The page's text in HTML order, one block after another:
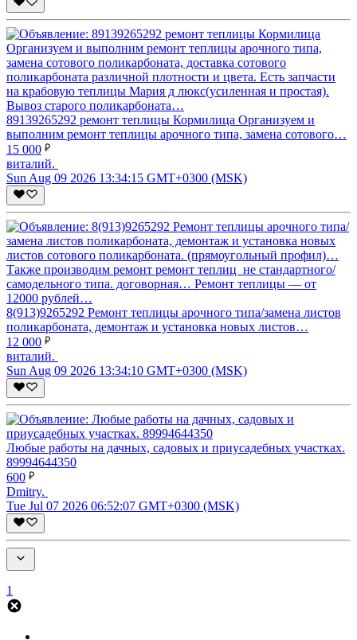
89139265292 ремонт теплицы Кормилица Организуем и
выполним ремонт теплицы арочного типа, замена сотового…
15 000
виталий.
Sun Aug 09 2026 13:34:15 GMT+0300 (MSK)
8(913)9265292 Ремонт теплицы арочного типа/замена листов
поликарбоната, демонтаж и установка новых листов…
12 000
виталий.
Sun Aug 09 2026 13:34:10 GMT+0300 (MSK)
Любые работы на дачных, садовых и приусадебных участках.
89994644350
600
Dmitry.
Tue Jul 07 2026 06:52:07 GMT+0300 (MSK)
1